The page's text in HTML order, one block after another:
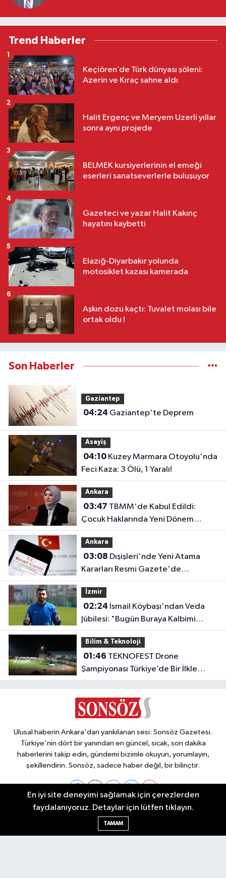
Trend Haberler
Keçiören’de Türk dünyası şöleni:
Azerin ve Kıraç sahne aldı
1
Halit Ergenç ve Meryem Uzerli yıllar
sonra aynı projede
2
BELMEK kursiyerlerinin el emeği
eserleri sanatseverlerle buluşuyor
3
Gazeteci ve yazar Halit Kakınç
hayatını kaybetti
4
Elazığ-Diyarbakır yolunda
motosiklet kazası kamerada
5
Aşkın dozu kaçtı: Tuvalet molası bile
ortak oldu !
6
Son Haberler
Gaziantep
04:24 Gaziantep'te Deprem
Asayiş
04:10Kuzey Marmara Otoyolu'nda
Feci Kaza: 3 Ölü, 1 Yaralı!
Ankara
03:47
Çocuk Haklarında Yeni Dönem
Başlıyor!
Ankara
03:08
Kararları Resmi Gazete'de
Yayımlandı
İzmir
02:24
Jübilesi: "Bugün Buraya Kalbimi
Gömdüm"
Bilim & Teknoloji
01:46
Şampiyonası Türkiye’de Bir İlkle
Başladı!
Ulusal haberin Ankara'dan yankılanan sesi: Sonsöz Gazetesi.
Türkiye'nin dört bir yanından en güncel, sıcak, son dakika
haberlerini takip edin, gündemi bizimle okuyun, yorumlayın,
şekillendirin. Sonsöz, sadece haber değil, bir bilinçtir.
Ankara Nöbetçi Eczaneler
En iyi site deneyimi sağlamak için çerezlerden
faydalanıyoruz. Detaylar için lütfen tıklayın.
TAMAM